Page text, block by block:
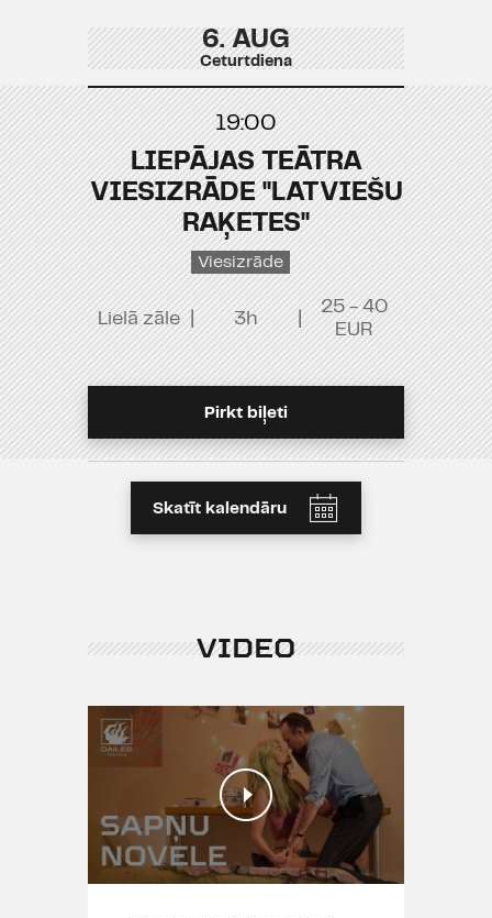
6. AUG
Ceturtdiena
19:00
LIEPĀJAS TEĀTRA
VIESIZRĀDE "LATVIEŠU
RAĶETES"
Viesizrāde
Lielā zāle | 3h |
25 - 40
EUR
Pirkt biļeti
Skatīt kalendāru
VIDEO